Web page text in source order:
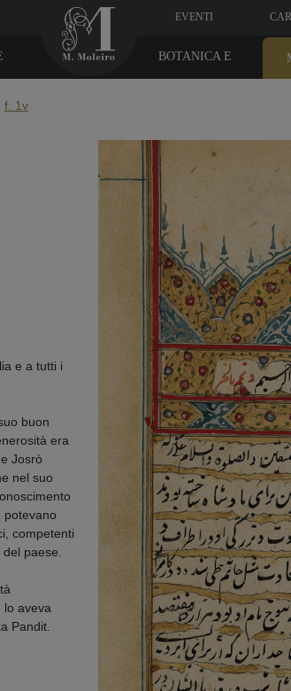
EVENTI
BOTANICA E
f. 1v
e a tutti i
buon
era
Josrò
nel suo
potevano
competenti
paese.
lo aveva
Pandit.